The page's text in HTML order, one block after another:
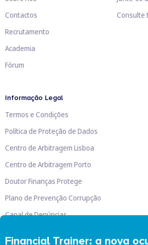
Financial Trainer: a nova
Contactos
Recrutamento
Academia
Fórum
Consulte
Informação Legal
Termos e Condições
Política de Proteção de Dados
Centro de Arbitragem Lisboa
Centro de Arbitragem Porto
Doutor Finanças Protege
Plano de Prevenção Corrupção
Canal de Denúncias